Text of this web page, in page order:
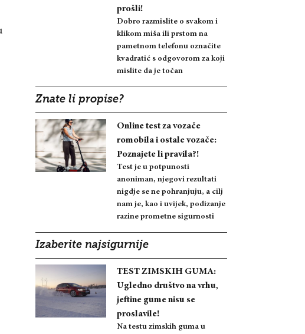
prošli!
Dobro razmislite o svakom i
klikom miša ili prstom na
pametnom telefonu označite
kvadratić s odgovorom za koji
mislite da je točan
Znate li propise?
Online test za vozače
romobila i ostale vozače:
Poznajete li pravila?!
Test je u potpunosti
anoniman, njegovi rezultati
nigdje se ne pohranjuju, a cilj
nam je, kao i uvijek, podizanje
razine prometne sigurnosti
Izaberite najsigurnije
TEST ZIMSKIH GUMA:
Ugledno društvo na vrhu,
jeftine gume nisu se
proslavile!
Na testu zimskih guma u